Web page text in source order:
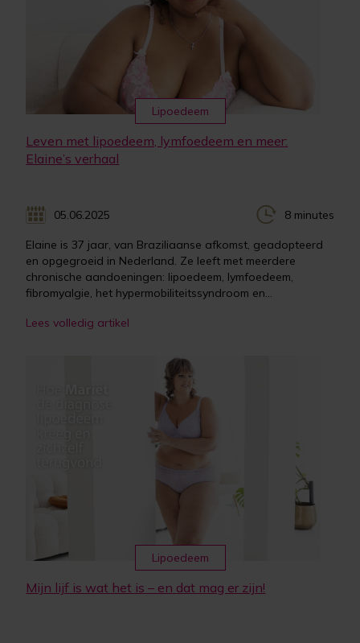
Lipoedeem
Leven met lipoedeem, lymfoedeem en meer:
Elaine’s verhaal
05.06.2025 8 minutes
Elaine is 37 jaar, van Braziliaanse afkomst, geadopteerd
en opgegroeid in Nederland. Ze leeft met meerdere
chronische aandoeningen: lipoedeem, lymfoedeem,
fibromyalgie, het hypermobiliteitssyndroom en...
Lees volledig artikel
Lipoedeem
Mijn lijf is wat het is – en dat mag er zijn!